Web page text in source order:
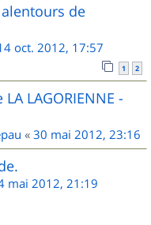
de
oct. 2012, 17:57
1 2
LAGORIENNE -
« 30 mai 2012, 23:16
mai 2012, 21:19